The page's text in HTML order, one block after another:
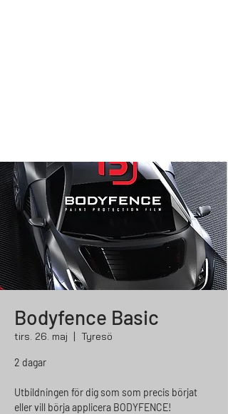
Bodyfence Basic
tirs. 26. maj
  |
Tyresö
2 dagar
Utbildningen för dig som som precis börjat
eller vill börja applicera BODYFENCE!